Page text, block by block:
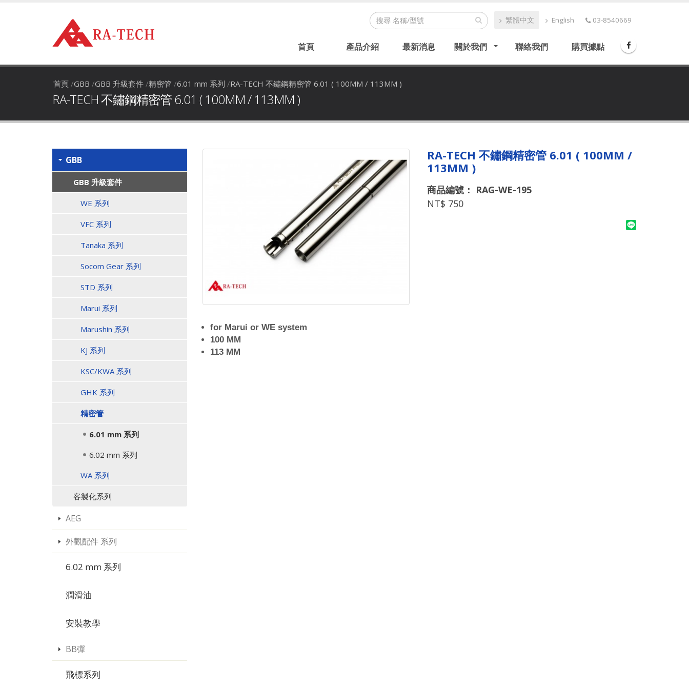
繁體中文 English 03-8540669
首頁 產品介紹 最新消息 關於我們 聯絡我們 購買據點
首頁 /GBB /GBB 升級套件 /精密管 /6.01 mm 系列 /RA-TECH 不鏽鋼精密管 6.01 ( 100MM / 113MM )
RA-TECH 不鏽鋼精密管 6.01 ( 100MM / 113MM )
GBB
GBB 升級套件
WE 系列
VFC 系列
Tanaka 系列
Socom Gear 系列
STD 系列
Marui 系列
Marushin 系列
KJ 系列
KSC/KWA 系列
GHK 系列
精密管
6.01 mm 系列
6.02 mm 系列
WA 系列
客製化系列
AEG
外觀配件 系列
6.02 mm 系列
潤滑油
安裝教學
BB彈
飛標系列
RA-TECH 不鏽鋼精密管 6.01 ( 100MM /
113MM )
商品編號： RAG-WE-195
NT$ 750
for Marui or WE system
100 MM
113 MM